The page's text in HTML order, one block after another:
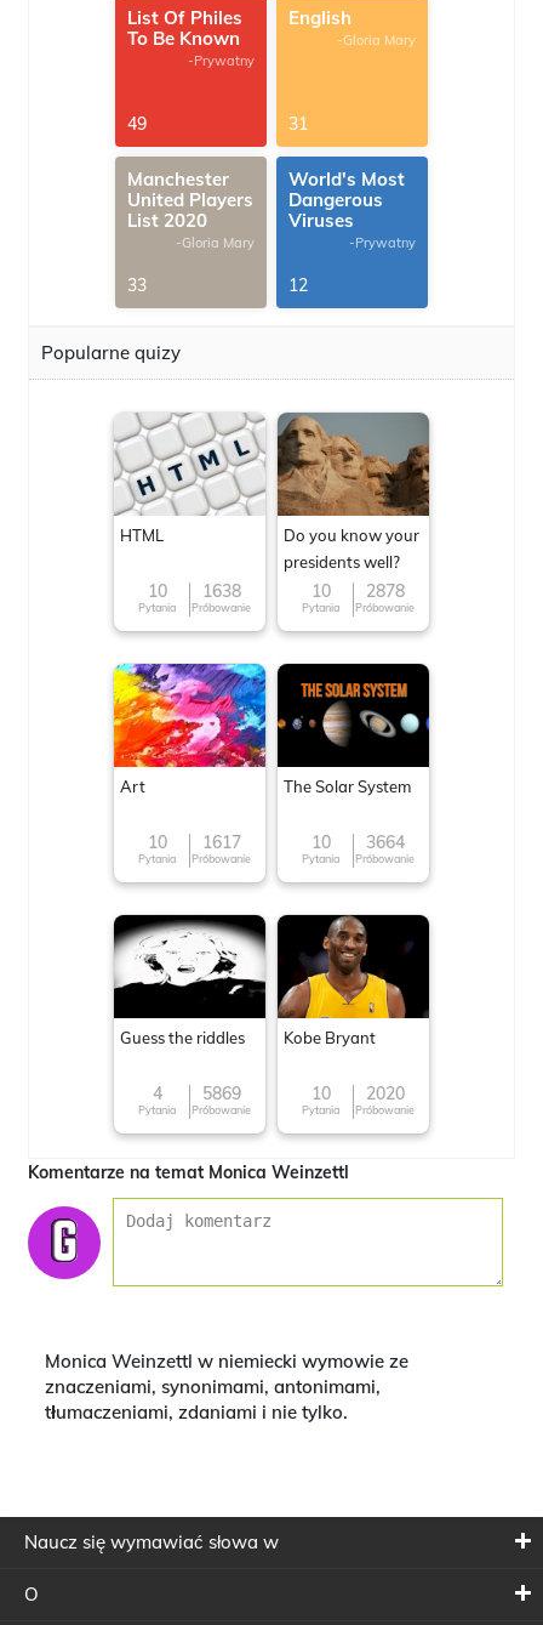
List Of Philes
To Be Known
-Prywatny
49
English
-Gloria Mary
31
Manchester
United Players
List 2020
-Gloria Mary
33
World's Most
Dangerous
Viruses
-Prywatny
12
Popularne quizy
HTML
10
Pytania
1638
Próbowanie
Do you know your
presidents well?
10
Pytania
2878
Próbowanie
Art
10
Pytania
1617
Próbowanie
The Solar System
10
Pytania
3664
Próbowanie
Guess the riddles
4
Pytania
5869
Próbowanie
Kobe Bryant
10
Pytania
2020
Próbowanie
Komentarze na temat Monica Weinzettl
Monica Weinzettl w niemiecki wymowie ze
znaczeniami, synonimami, antonimami,
tłumaczeniami, zdaniami i nie tylko.
Naucz się wymawiać słowa w
O